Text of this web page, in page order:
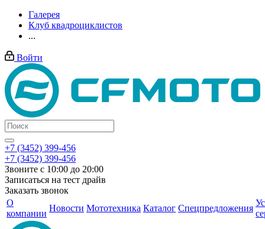
Галерея
Клуб квадроциклистов
...
Войти
+7 (3452) 399-456
+7 (3452) 399-456
Звоните с 10:00 до 20:00
Записаться на тест драйв
Заказать звонок
О
компании
Новости Мототехника Каталог Спецпредложения